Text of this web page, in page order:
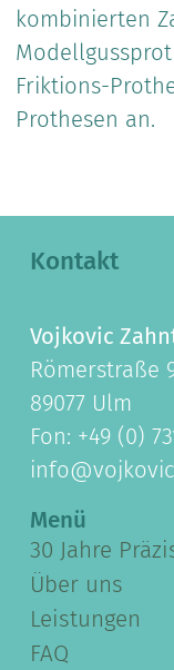
kombinierten
Friktions-
Prothesen an.
Kontakt
Vojkovic
Römerstraße
89077 Ulm
Fon: +49 (0)
Menü
30 Jahre
Über uns
Leistungen
FAQ